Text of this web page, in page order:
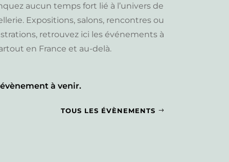
aucun temps fort lié à l’univers de
Expositions, salons, rencontres ou
retrouvez ici les événements à
en France et au-delà.
à venir.
TOUS LES ÉVÈNEMENTS $